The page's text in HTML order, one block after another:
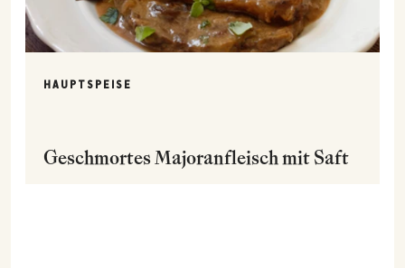
HAUPTSPEISE
Geschmortes Majoranfleisch mit Saft